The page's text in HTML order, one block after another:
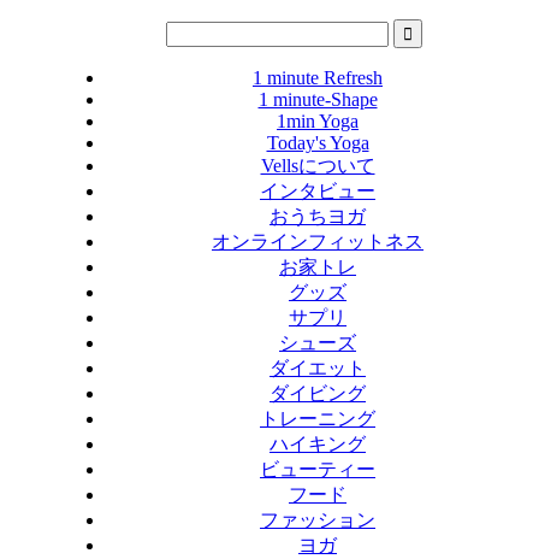
1 minute Refresh
1 minute-Shape
1min Yoga
Today's Yoga
Vellsについて
インタビュー
おうちヨガ
オンラインフィットネス
お家トレ
グッズ
サプリ
シューズ
ダイエット
ダイビング
トレーニング
ハイキング
ビューティー
フード
ファッション
ヨガ